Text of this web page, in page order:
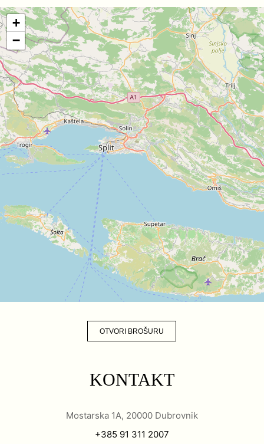
+
−
OTVORI BROŠURU
KONTAKT
Mostarska 1A, 20000 Dubrovnik
+385 91 311 2007